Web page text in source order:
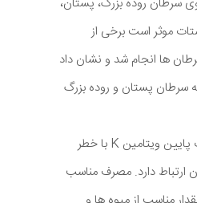
موثر است برخی از
ها انجام شد و نشان داد
سرطان پستان و روده بزرگ
- جذب پایین ویتامین K با خطر
دارد. مصرف مناسب